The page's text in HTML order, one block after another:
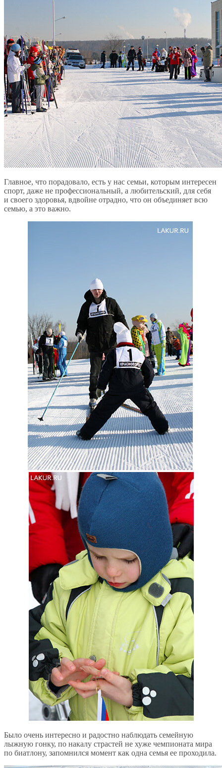
Главное, что порадовало, есть у нас семьи, которым интересен
спорт, даже не профессиональный, а любительский, для себя
и своего здоровья, вдвойне отрадно, что он объединяет всю
семью, а это важно.
Было очень интересно и радостно наблюдать семейную
лыжную гонку, по накалу страстей не хуже чемпионата мира
по биатлону, запомнился момент как одна семья ее проходила.